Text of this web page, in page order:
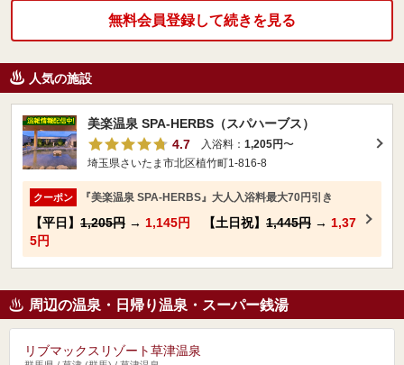
無料会員登録して続きを見る
人気の施設
美楽温泉 SPA-HERBS（スパハーブス）
4.7
入浴料： 1,205円〜
埼玉県さいたま市北区植竹町1-816-8
クーポン 『美楽温泉 SPA-HERBS』大人入浴料最大70円引き
【平日】 1,205円 → 1,145円 【土日祝】 1,445円 → 1,37
5円
周辺の温泉・日帰り温泉・スーパー銭湯
リブマックスリゾート草津温泉